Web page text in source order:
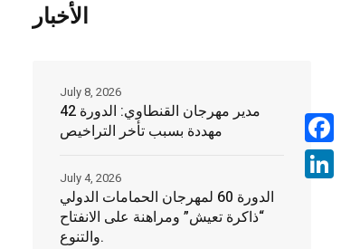
الأخبار
مدير مهرجان القنطاوي: الدورة 42
مهددة بسبب تأخر التراخيص
July 8, 2026
الدورة 60 لمهرجان الحمامات الدولي
“ذاكرة تعيش” ومراهنة على الانفتاح
والتنوع.
July 4, 2026